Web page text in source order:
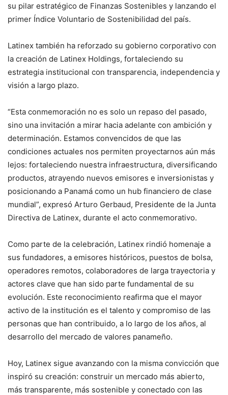
su pilar estratégico de Finanzas Sostenibles y lanzando el
primer Índice Voluntario de Sostenibilidad del país.
Latinex también ha reforzado su gobierno corporativo con
la creación de Latinex Holdings, fortaleciendo su
estrategia institucional con transparencia, independencia y
visión a largo plazo.
“Esta conmemoración no es solo un repaso del pasado,
sino una invitación a mirar hacia adelante con ambición y
determinación. Estamos convencidos de que las
condiciones actuales nos permiten proyectarnos aún más
lejos: fortaleciendo nuestra infraestructura, diversificando
productos, atrayendo nuevos emisores e inversionistas y
posicionando a Panamá como un hub financiero de clase
mundial”, expresó Arturo Gerbaud, Presidente de la Junta
Directiva de Latinex, durante el acto conmemorativo.
Como parte de la celebración, Latinex rindió homenaje a
sus fundadores, a emisores históricos, puestos de bolsa,
operadores remotos, colaboradores de larga trayectoria y
actores clave que han sido parte fundamental de su
evolución. Este reconocimiento reafirma que el mayor
activo de la institución es el talento y compromiso de las
personas que han contribuido, a lo largo de los años, al
desarrollo del mercado de valores panameño.
Hoy, Latinex sigue avanzando con la misma convicción que
inspiró su creación: construir un mercado más abierto,
más transparente, más sostenible y conectado con las